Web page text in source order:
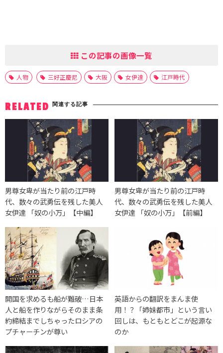
この記事の画像一覧
人物 三好正慶尼 大阪 女伊達 江戸時代
RELATED 関連する記事
男尊女卑が当たり前の江戸時
代、数々の武勇伝を残した美人
女伊達 「奴の小万」【中編】
男尊女卑が当たり前の江戸時
代、数々の武勇伝を残した美人
女伊達 「奴の小万」【前編】
開国を求めるも船が難破…日本
人と船を作りながらそのまま条
約締結までしちゃったロシアの
プチャーチンが尊い
英語からの翻訳をまんま使
用！？「姉妹都市」という言い
回しは、もともとどこが起源な
のか